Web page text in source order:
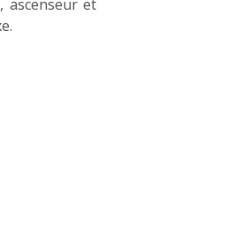
ascenseur et